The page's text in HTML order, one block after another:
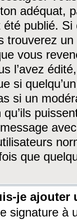
adéquat,
publié. Si
trouverez
vous
l’avez
si
si un
que
je ajouter
signature à